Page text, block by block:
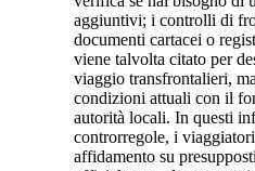
aggiuntivi; i controlli di
documenti cartacei o
viene talvolta citato per
viaggio transfrontalieri,
condizioni attuali con il
autorità locali. In questi
controrregole, i
affidamento su